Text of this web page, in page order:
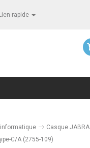
Lien rapide
Casque JABRA
C/A (2755-109)